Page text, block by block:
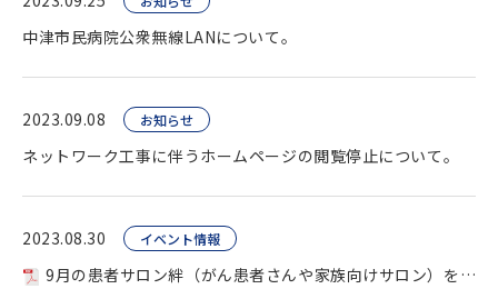
中津市民病院公衆無線LANについて。
2023.09.08 お知らせ
ネットワーク工事に伴うホームページの閲覧停止について。
2023.08.30 イベント情報
9月の患者サロン絆（がん患者さんや家族向けサロン）を開催します。